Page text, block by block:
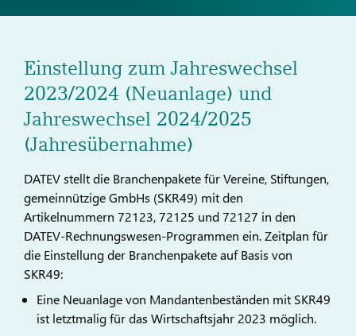
Einstellung zum Jahreswechsel
2023/2024 (Neuanlage) und
Jahreswechsel 2024/2025
(Jahresübernahme)
DATEV stellt die Branchenpakete für Vereine, Stiftungen,
gemeinnützige GmbHs (SKR49) mit den
Artikelnummern 72123, 72125 und 72127 in den
DATEV-Rechnungswesen-Programmen ein. Zeitplan für
die Einstellung der Branchenpakete auf Basis von
SKR49:
Eine Neuanlage von Mandantenbeständen mit SKR49
ist letztmalig für das Wirtschaftsjahr 2023 möglich.